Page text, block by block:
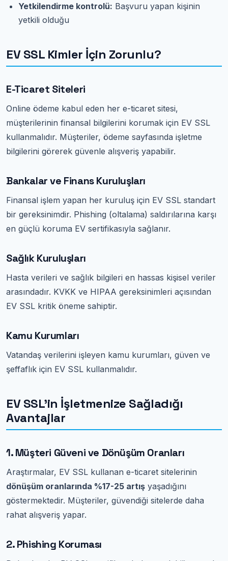
Yetkilendirme kontrolü: Başvuru yapan kişinin
yetkili olduğu
EV SSL Kimler İçin Zorunlu?
E-Ticaret Siteleri
Online ödeme kabul eden her e-ticaret sitesi,
müşterilerinin finansal bilgilerini korumak için EV SSL
kullanmalıdır. Müşteriler, ödeme sayfasında işletme
bilgilerini görerek güvenle alışveriş yapabilir.
Bankalar ve Finans Kuruluşları
Finansal işlem yapan her kuruluş için EV SSL standart
bir gereksinimdir. Phishing (oltalama) saldırılarına karşı
en güçlü koruma EV sertifikasıyla sağlanır.
Sağlık Kuruluşları
Hasta verileri ve sağlık bilgileri en hassas kişisel veriler
arasındadır. KVKK ve HIPAA gereksinimleri açısından
EV SSL kritik öneme sahiptir.
Kamu Kurumları
Vatandaş verilerini işleyen kamu kurumları, güven ve
şeffaflık için EV SSL kullanmalıdır.
EV SSL'in İşletmenize Sağladığı
Avantajlar
1. Müşteri Güveni ve Dönüşüm Oranları
Araştırmalar, EV SSL kullanan e-ticaret sitelerinin
dönüşüm oranlarında %17-25 artış yaşadığını
göstermektedir. Müşteriler, güvendiği sitelerde daha
rahat alışveriş yapar.
2. Phishing Koruması